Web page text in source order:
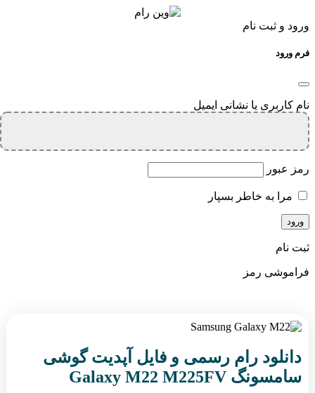
ورود و ثبت نام
فرم ورود
نام کاربری یا نشانی ایمیل
رمز عبور
مرا به خاطر بسپار
ثبت نام
فراموشی رمز
دانلود رام رسمی و فایل آپدیت گوشی
سامسونگ Galaxy M22 M225FV